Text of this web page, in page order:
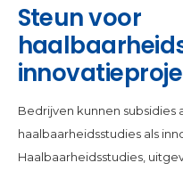
Steun voor
Bedrijven kunnen subsidies
haalbaarheidsstudies als
Haalbaarheidsstudies,